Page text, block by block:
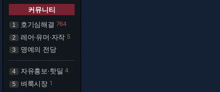
커뮤니티
1 호기심해결 764
2 레어·유머·자작 5
3 명예의 전당
4 자유홍보·핫딜 4
5 벼룩시장 1